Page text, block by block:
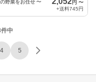
野菜をお任せ 〜 円 〜
+送料745円
中
4 5